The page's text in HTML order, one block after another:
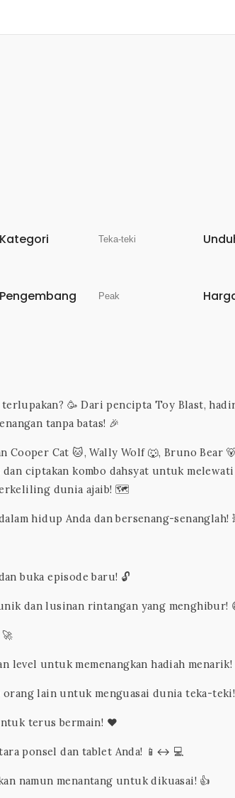
Kategori Teka-teki
Pengembang Peak
🥳 Dari pencipta Toy Blast,
tanpa batas! 🎉
Cat 🐱, Wally Wolf 🐺, Bruno Bear
dan ciptakan kombo dahsyat untuk
dunia ajaib! 🗺️
hidup Anda dan bersenang-senanglah!
buka episode baru! 🔓
dan lusinan rintangan yang menghibur!
level untuk memenangkan hadiah menarik!
lain untuk menguasai dunia teka-
terus bermain! ❤️
ponsel dan tablet Anda! 📱↔️ 💻
namun menantang untuk dikuasai! 👍